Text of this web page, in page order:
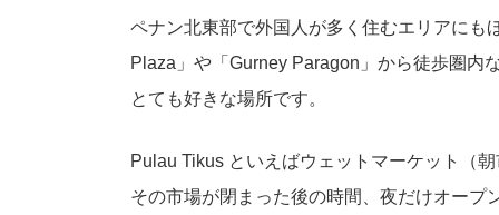
ペナン北東部で外国人が多く住むエリアにも
Plaza」や「Gurney Paragon」から徒歩圏内
とても好きな場所です。
Pulau Tikus といえばウェットマーケット（
その市場が閉まった後の時間、夜だけオープ